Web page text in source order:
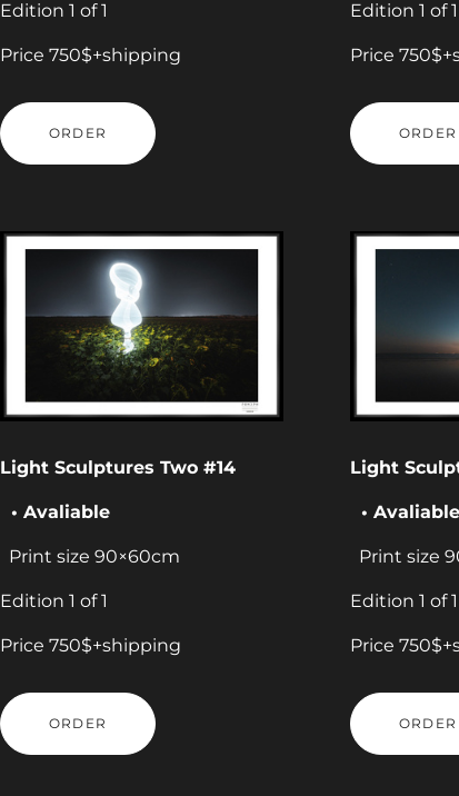
Edition 1 of 1
Price 750$+shipping
ORDER
Edition 1 of 1
Price
ORDER
Light Sculptures Two #14
• Avaliable
Print size 90×60cm
Edition 1 of 1
Price 750$+shipping
ORDER
Light
•
Print size
Edition 1 of 1
Price
ORDER